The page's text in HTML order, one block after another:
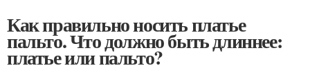
Как правильно носить платье
пальто. Что должно быть длиннее:
платье или пальто?